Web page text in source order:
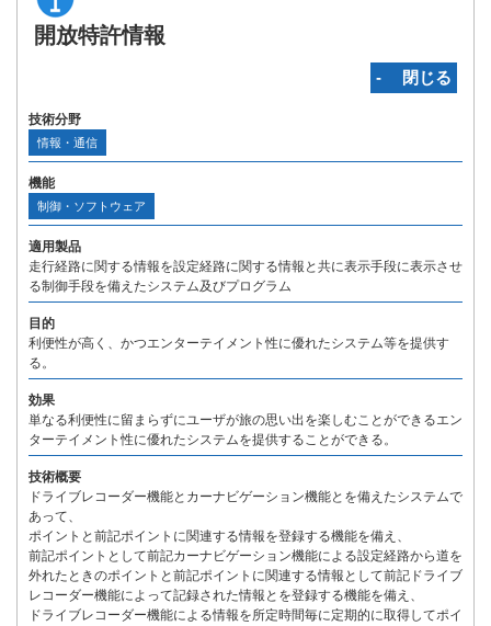
開放特許情報
‐ 閉じる
技術分野
情報・通信
機能
制御・ソフトウェア
適用製品
走行経路に関する情報を設定経路に関する情報と共に表示手段に表示させ
る制御手段を備えたシステム及びプログラム
目的
利便性が高く、かつエンターテイメント性に優れたシステム等を提供す
る。
効果
単なる利便性に留まらずにユーザが旅の思い出を楽しむことができるエン
ターテイメント性に優れたシステムを提供することができる。
技術概要
ドライブレコーダー機能とカーナビゲーション機能とを備えたシステムで
あって、
ポイントと前記ポイントに関連する情報を登録する機能を備え、
前記ポイントとして前記カーナビゲーション機能による設定経路から道を
外れたときのポイントと前記ポイントに関連する情報として前記ドライブ
レコーダー機能によって記録された情報とを登録する機能を備え、
ドライブレコーダー機能による情報を所定時間毎に定期的に取得してポイ